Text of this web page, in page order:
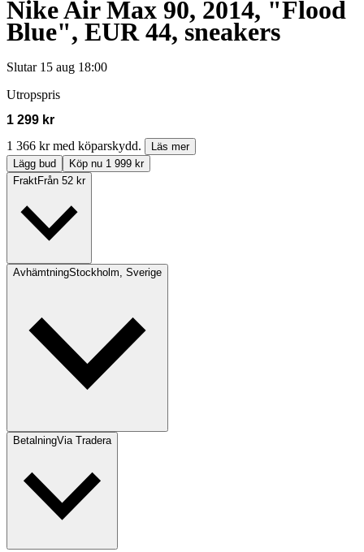
Nike Air Max 90, 2014, "Flood
Blue", EUR 44, sneakers
Slutar 15 aug 18:00
Utropspris
1 299 kr
1 366 kr med köparskydd.
Läs mer
Lägg bud
Köp nu 1 999 kr
FraktFrån 52 kr
AvhämtningStockholm, Sverige
BetalningVia Tradera